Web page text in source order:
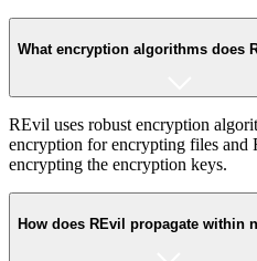
What encryption algorithms does
REvil uses robust encryption
encryption for encrypting files
encrypting the encryption keys.
How does REvil propagate within